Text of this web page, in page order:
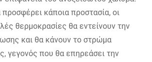
προσφέρει κάποια προστασία, οι
θερμοκρασίες θα εντείνουν την
και θα κάνουν το στρώμα
γεγονός που θα επηρεάσει την